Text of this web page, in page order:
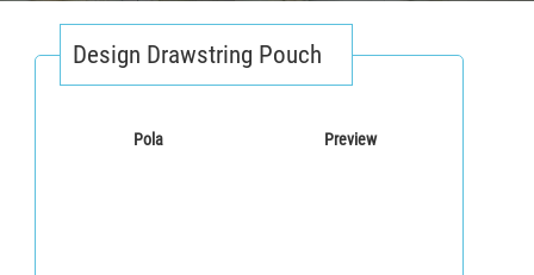
Design Drawstring Pouch
Pola Preview